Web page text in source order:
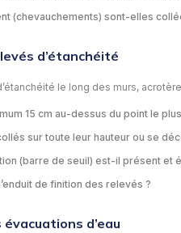
(chevauchements) sont-elles
d’étanchéité
le long des murs,
15 cm au-dessus du point le
sur toute leur hauteur ou se
(barre de seuil) est-il présent et
de finition des relevés ?
d’eau